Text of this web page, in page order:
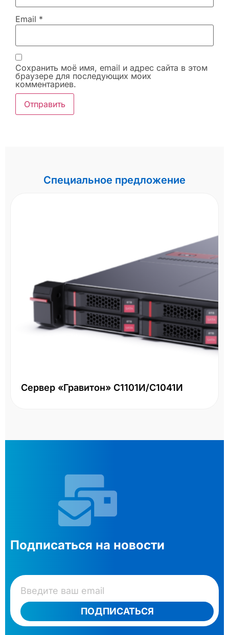
Email *
Сохранить моё имя, email и адрес сайта в этом
браузере для последующих моих
комментариев.
Специальное предложение
Сервер «Гравитон» С1101И/С1041И
Подписаться на новости
ПОДПИСАТЬСЯ